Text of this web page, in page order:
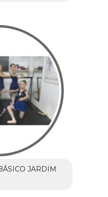
JARDIM